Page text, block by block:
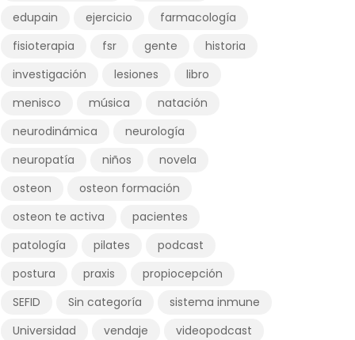
edupain
ejercicio
farmacología
fisioterapia
fsr gente
historia
investigación
lesiones
libro
menisco
música
natación
neurodinámica
neurología
neuropatía
niños
novela
osteon
osteon formación
osteon te activa
pacientes
patología
pilates
podcast
postura
praxis
propiocepción
SEFID
Sin categoría
sistema inmune
Universidad
vendaje
videopodcast